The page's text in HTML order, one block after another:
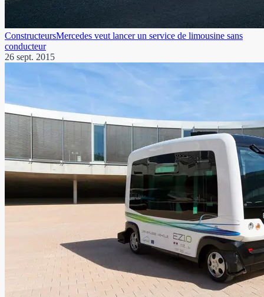
ConstructeursMercedes veut lancer un service de limousine sans
conducteur
26 sept. 2015